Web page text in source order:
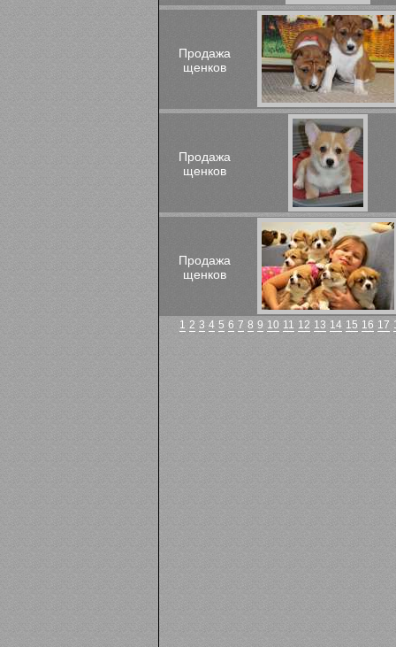
Продажа
щенков
Продажа
щенков
Продажа
щенков
1 2 3 4 5 6 7 8 9 10 11 12 13 14 15 16 17